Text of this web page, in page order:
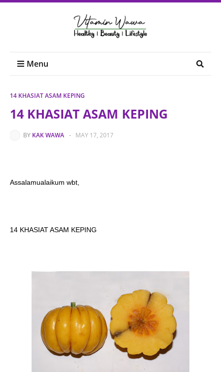
Menu
14 KHASIAT ASAM KEPING
14 KHASIAT ASAM KEPING
BY KAK WAWA - MAY 17, 2017
Assalamualaikum wbt,
14 KHASIAT ASAM KEPING